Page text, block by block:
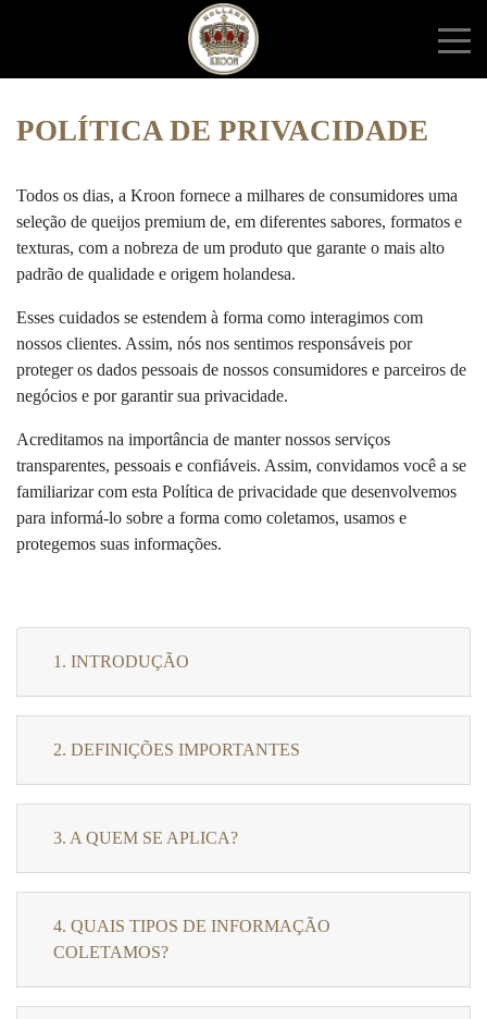
POLÍTICA DE PRIVACIDADE
Todos os dias, a Kroon fornece a milhares de consumidores uma
seleção de queijos premium de, em diferentes sabores, formatos e
texturas, com a nobreza de um produto que garante o mais alto
padrão de qualidade e origem holandesa.
Esses cuidados se estendem à forma como interagimos com
nossos clientes. Assim, nós nos sentimos responsáveis por
proteger os dados pessoais de nossos consumidores e parceiros de
negócios e por garantir sua privacidade.
Acreditamos na importância de manter nossos serviços
transparentes, pessoais e confiáveis. Assim, convidamos você a se
familiarizar com esta Política de privacidade que desenvolvemos
para informá-lo sobre a forma como coletamos, usamos e
protegemos suas informações.
1. INTRODUÇÃO
2. DEFINIÇÕES IMPORTANTES
3. A QUEM SE APLICA?
4. QUAIS TIPOS DE INFORMAÇÃO
COLETAMOS?